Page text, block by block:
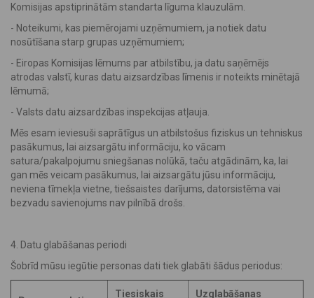
Komisijas apstiprinātām standarta līguma klauzulām.
- Noteikumi, kas piemērojami uzņēmumiem, ja notiek datu
nosūtīšana starp grupas uzņēmumiem;
- Eiropas Komisijas lēmums par atbilstību, ja datu saņēmējs
atrodas valstī, kuras datu aizsardzības līmenis ir noteikts minētajā
lēmumā;
- Valsts datu aizsardzības inspekcijas atļauja.
Mēs esam ieviesuši saprātīgus un atbilstošus fiziskus un tehniskus
pasākumus, lai aizsargātu informāciju, ko vācam
satura/pakalpojumu sniegšanas nolūkā, taču atgādinām, ka, lai
gan mēs veicam pasākumus, lai aizsargātu jūsu informāciju,
neviena tīmekļa vietne, tiešsaistes darījums, datorsistēma vai
bezvadu savienojums nav pilnībā drošs.
4. Datu glabāšanas periodi
Šobrīd mūsu iegūtie personas dati tiek glabāti šādus periodus:
Tiesiskais
Uzglabāšanas